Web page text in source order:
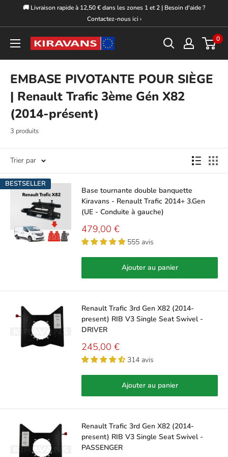
🚚 Livraison rapide à 12,50 € dans les zones 1 et 2 | Besoin d'aide ?
Contactez-nous ici ›
Kiravans
0
EMBASE PIVOTANTE POUR SIÈGE
| Renault Trafic 3ème Gén X82
(2014-présent)
3 produits
Trier par
BESTSELLER
Base tournante double banquette
Kiravans - Renault Trafic 2014+ 3.Gen
(UE - Conduite à gauche)
Prix
réduit
479,00 €
555 avis
Ajouter au panier
Renault Trafic 3rd Gen X82 (2014-
present) RIB V3 Single Seat Swivel -
DRIVER
Prix
réduit
245,00 €
314 avis
Ajouter au panier
Renault Trafic 3rd Gen X82 (2014-
present) RIB V3 Single Seat Swivel -
PASSENGER